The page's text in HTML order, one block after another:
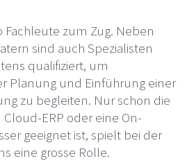
zum Zug. Neben
sind auch Spezialisten
qualifiziert, um
Planung und Einführung einer
zu begleiten. Nur schon die
ERP oder eine On-
geeignet ist, spielt bei der
eine grosse Rolle.